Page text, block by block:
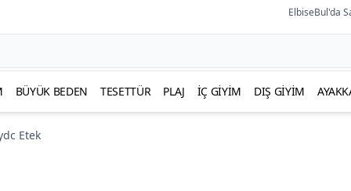
ElbiseBul'da
BÜYÜK BEDEN TESETTÜR PLAJ İÇ GIYIM DIŞ GIYIM
Etek